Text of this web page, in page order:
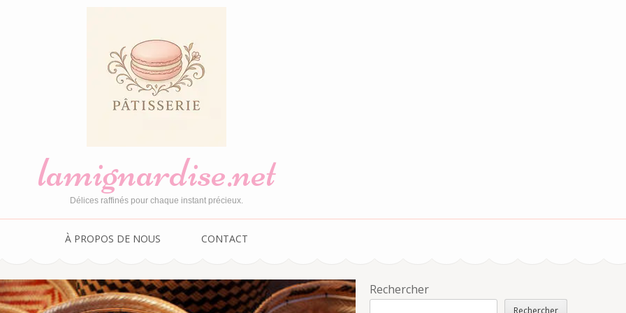
lamignardise.net
Délices raffinés pour chaque instant précieux.
À PROPOS DE NOUS CONTACT
Rechercher